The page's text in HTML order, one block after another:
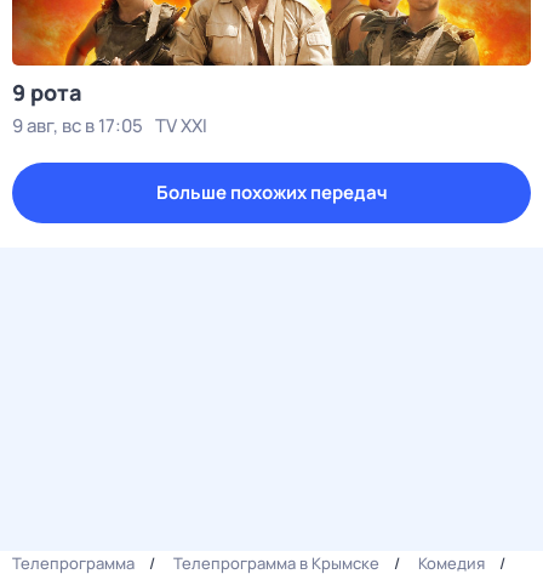
9 рота
9 авг, вс в 17:05 TV XXI
Больше похожих передач
Телепрограмма Телепрограмма в Крымске
Комедия